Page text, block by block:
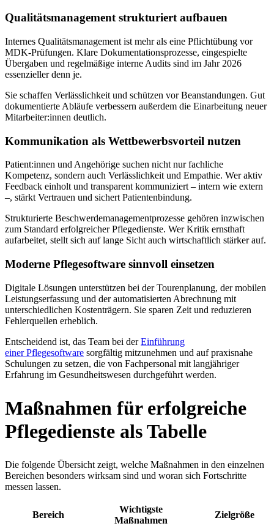
Qualitätsmanagement strukturiert aufbauen
Internes Qualitätsmanagement ist mehr als eine Pflichtübung vor
MDK-Prüfungen. Klare Dokumentationsprozesse, eingespielte
Übergaben und regelmäßige interne Audits sind im Jahr 2026
essenzieller denn je.
Sie schaffen Verlässlichkeit und schützen vor Beanstandungen. Gut
dokumentierte Abläufe verbessern außerdem die Einarbeitung neuer
Mitarbeiter:innen deutlich.
Kommunikation als Wettbewerbsvorteil nutzen
Patient:innen und Angehörige suchen nicht nur fachliche
Kompetenz, sondern auch Verlässlichkeit und Empathie. Wer aktiv
Feedback einholt und transparent kommuniziert – intern wie extern
–, stärkt Vertrauen und sichert Patientenbindung.
Strukturierte Beschwerdemanagementprozesse gehören inzwischen
zum Standard erfolgreicher Pflegedienste. Wer Kritik ernsthaft
aufarbeitet, stellt sich auf lange Sicht auch wirtschaftlich stärker auf.
Moderne Pflegesoftware sinnvoll einsetzen
Digitale Lösungen unterstützen bei der Tourenplanung, der mobilen
Leistungserfassung und der automatisierten Abrechnung mit
unterschiedlichen Kostenträgern. Sie sparen Zeit und reduzieren
Fehlerquellen erheblich.
Entscheidend ist, das Team bei derEinführung
einer Pflegesoftware sorgfältig mitzunehmen und auf praxisnahe
Schulungen zu setzen, die von Fachpersonal mit langjähriger
Erfahrung im Gesundheitswesen durchgeführt werden.
Maßnahmen für erfolgreiche
Pflegedienste als Tabelle
Die folgende Übersicht zeigt, welche Maßnahmen in den einzelnen
Bereichen besonders wirksam sind und woran sich Fortschritte
messen lassen.
Bereich
Wichtigste
Maßnahmen
Zielgröße